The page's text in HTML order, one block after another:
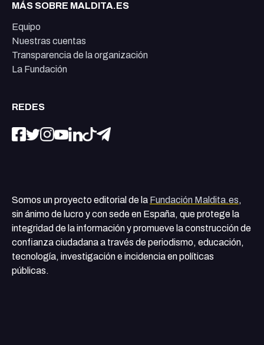
MÁS SOBRE MALDITA.ES
Equipo
Nuestras cuentas
Transparencia de la organización
La Fundación
REDES
Somos un proyecto editorial de la Fundación Maldita.es,
sin ánimo de lucro y con sede en España, que protege la
integridad de la información y promueve la construcción de
confianza ciudadana a través de periodismo, educación,
tecnología, investigación e incidencia en políticas
públicas.